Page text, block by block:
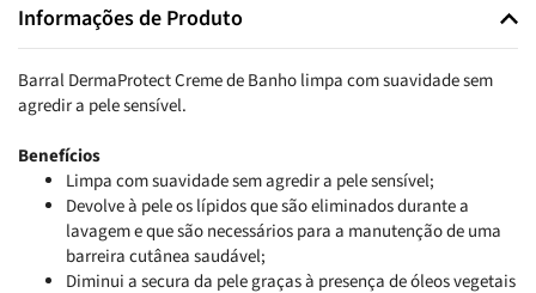
Informações de Produto
Barral DermaProtect Creme de Banho limpa com suavidade sem
agredir a pele sensível.
Benefícios
Limpa com suavidade sem agredir a pele sensível;
Devolve à pele os lípidos que são eliminados durante a
lavagem e que são necessários para a manutenção de uma
barreira cutânea saudável;
Diminui a secura da pele graças à presença de óleos vegetais